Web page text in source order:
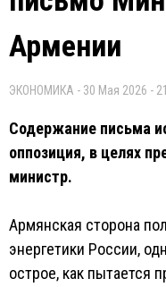
Армении
ЭКОНОМИКА - 30 Мая 2026 -
Содержание письма
оппозиция, в целях
министр.
Армянская сторона
энергетики России,
острое, как пытается